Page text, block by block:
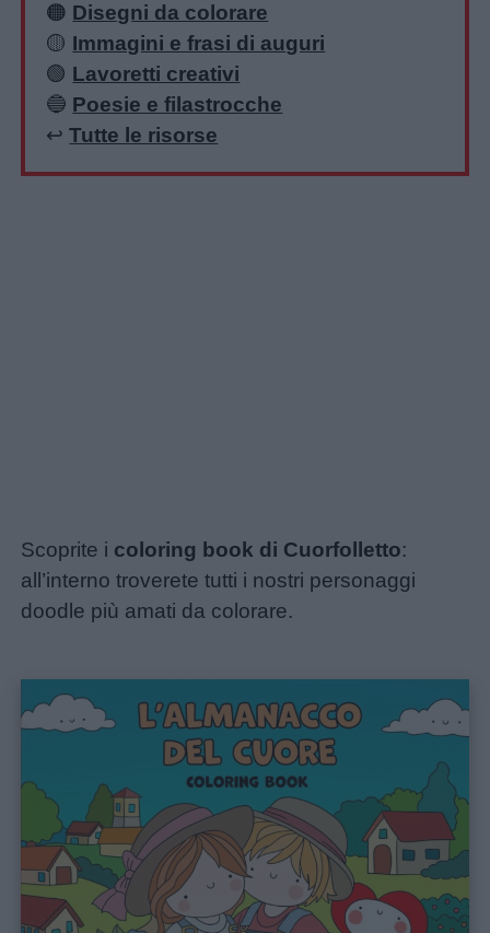
🟠 Disegni da colorare
🟡 Immagini e frasi di auguri
🟢 Lavoretti creativi
🔵 Poesie e filastrocche
↩️Tutte le risorse
Scoprite i coloring book di Cuorfolletto:
all’interno troverete tutti i nostri personaggi
doodle più amati da colorare.